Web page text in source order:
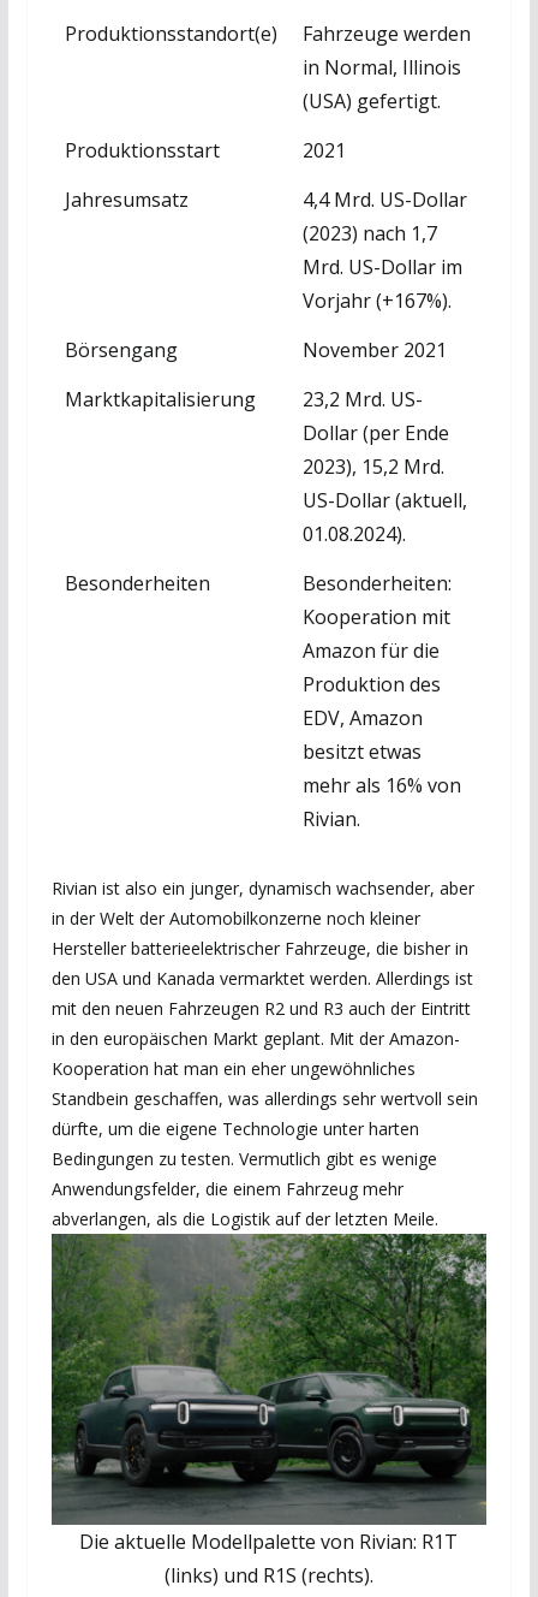
Produktionsstandort(e)
Fahrzeuge werden
in Normal, Illinois
(USA) gefertigt.
Produktionsstart
2021
Jahresumsatz
4,4 Mrd. US-Dollar
(2023) nach 1,7
Mrd. US-Dollar im
Vorjahr (+167%).
Börsengang
November 2021
Marktkapitalisierung
23,2 Mrd. US-
Dollar (per Ende
2023), 15,2 Mrd.
US-Dollar (aktuell,
01.08.2024).
Besonderheiten
Besonderheiten:
Kooperation mit
Amazon für die
Produktion des
EDV, Amazon
besitzt etwas
mehr als 16% von
Rivian.
Rivian ist also ein junger, dynamisch wachsender, aber
in der Welt der Automobilkonzerne noch kleiner
Hersteller batterieelektrischer Fahrzeuge, die bisher in
den USA und Kanada vermarktet werden. Allerdings ist
mit den neuen Fahrzeugen R2 und R3 auch der Eintritt
in den europäischen Markt geplant. Mit der Amazon-
Kooperation hat man ein eher ungewöhnliches
Standbein geschaffen, was allerdings sehr wertvoll sein
dürfte, um die eigene Technologie unter harten
Bedingungen zu testen. Vermutlich gibt es wenige
Anwendungsfelder, die einem Fahrzeug mehr
abverlangen, als die Logistik auf der letzten Meile.
Die aktuelle Modellpalette von Rivian: R1T
(links) und R1S (rechts).